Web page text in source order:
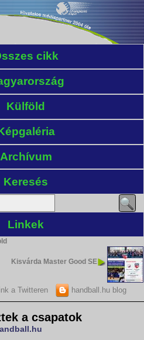
cikk
Külföld
Archívum
Keresés
Linkek
Kisvárda Master Good SE
a Twitteren handball.hu blog
a csapatok